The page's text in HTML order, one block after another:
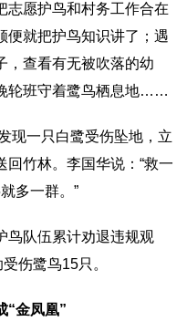
志愿护鸟和村务工作合在
便就把护鸟知识讲了；遇
，查看有无被吹落的幼
轮班守着鹭鸟栖息地……
现一只白鹭受伤坠地，立
回竹林。李国华说：“救一
多一群。”
鸟队伍累计劝退违规观
伤鹭鸟15只。
“金凤凰”